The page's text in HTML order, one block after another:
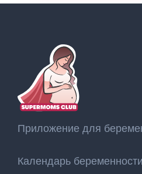
Приложение для
Календарь